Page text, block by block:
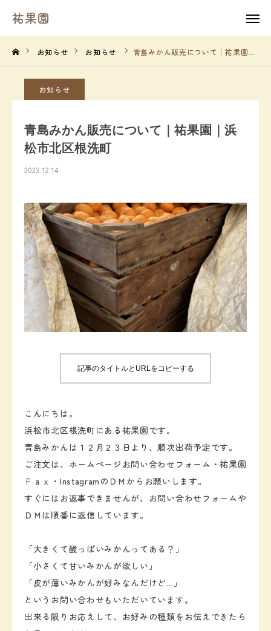
祐果園
お知らせ お知らせ 青島みかん販売について｜祐果園｜浜松市北区根洗町
お知らせ
青島みかん販売について｜祐果園｜浜
松市北区根洗町
2023.12.14
記事のタイトルとURLをコピーする
こんにちは。
浜松市北区根洗町にある祐果園です。
青島みかんは１２月２３日より、順次出荷予定です。
ご注文は、ホームページお問い合わせフォーム・祐果園
Ｆａｘ・InstagramのＤＭからお願いします。
すぐにはお返事できませんが、お問い合わせフォームや
ＤＭは順番に返信しています。
「大きくて酸っぱいみかんってある？」
「小さくて甘いみかんが欲しい」
「皮が薄いみかんが好みなんだけど…」
というお問い合わせもいただいています。
出来る限りお応えして、お好みの種類をお伝えできたら
祐果園
instagram
HOME
祐果園の果物
農園の１年間
よくあるご質問
求人情報
農園情報
お知らせ
お問い合わせ